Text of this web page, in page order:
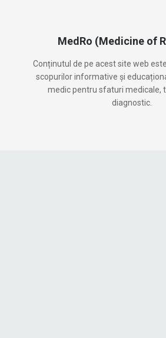
MedRo (Medicine of
Conținutul de pe acest site web
scopurilor informative și
medic pentru sfaturi medicale,
diagnostic.